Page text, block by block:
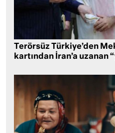
Terörsüz Türkiye’den
kartından İran’a uzanan